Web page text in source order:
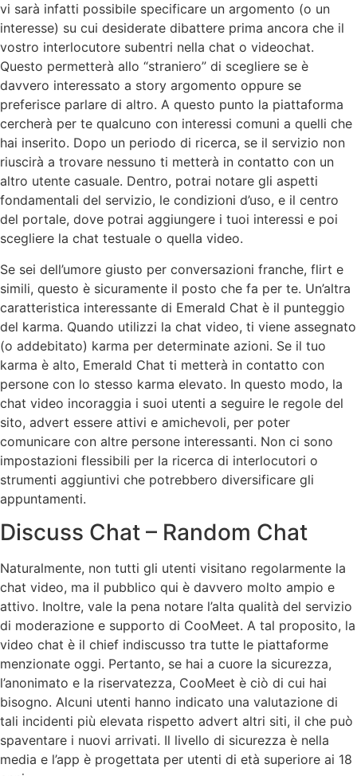
vi sarà infatti possibile specificare un argomento (o un
interesse) su cui desiderate dibattere prima ancora che il
vostro interlocutore subentri nella chat o videochat.
Questo permetterà allo “straniero” di scegliere se è
davvero interessato a story argomento oppure se
preferisce parlare di altro. A questo punto la piattaforma
cercherà per te qualcuno con interessi comuni a quelli che
hai inserito. Dopo un periodo di ricerca, se il servizio non
riuscirà a trovare nessuno ti metterà in contatto con un
altro utente casuale. Dentro, potrai notare gli aspetti
fondamentali del servizio, le condizioni d’uso, e il centro
del portale, dove potrai aggiungere i tuoi interessi e poi
scegliere la chat testuale o quella video.
Se sei dell’umore giusto per conversazioni franche, flirt e
simili, questo è sicuramente il posto che fa per te. Un’altra
caratteristica interessante di Emerald Chat è il punteggio
del karma. Quando utilizzi la chat video, ti viene assegnato
(o addebitato) karma per determinate azioni. Se il tuo
karma è alto, Emerald Chat ti metterà in contatto con
persone con lo stesso karma elevato. In questo modo, la
chat video incoraggia i suoi utenti a seguire le regole del
sito, advert essere attivi e amichevoli, per poter
comunicare con altre persone interessanti. Non ci sono
impostazioni flessibili per la ricerca di interlocutori o
strumenti aggiuntivi che potrebbero diversificare gli
appuntamenti.
Discuss Chat – Random Chat
Naturalmente, non tutti gli utenti visitano regolarmente la
chat video, ma il pubblico qui è davvero molto ampio e
attivo. Inoltre, vale la pena notare l’alta qualità del servizio
di moderazione e supporto di CooMeet. A tal proposito, la
video chat è il chief indiscusso tra tutte le piattaforme
menzionate oggi. Pertanto, se hai a cuore la sicurezza,
l’anonimato e la riservatezza, CooMeet è ciò di cui hai
bisogno. Alcuni utenti hanno indicato una valutazione di
tali incidenti più elevata rispetto advert altri siti, il che può
spaventare i nuovi arrivati. Il livello di sicurezza è nella
media e l’app è progettata per utenti di età superiore ai 18